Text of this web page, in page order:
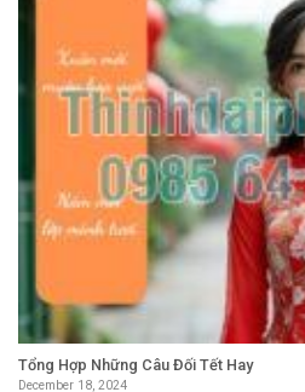
Tổng Hợp Những Câu Đối Tết Hay
December 18, 2024